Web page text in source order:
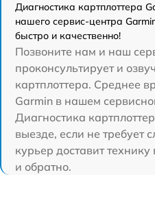
Диагностика картплоттера
нашего сервис-центра
быстро и качественно!
Позвоните нам и наш
проконсультирует и
картплоттера. Среднее
Garmin в нашем
Диагностика
выезде, если не требует
курьер доставит
и обратно.